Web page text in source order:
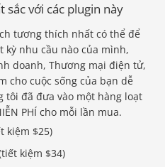
sắc với các plugin này
tương thích nhất có thể để
kỳ nhu cầu nào của mình,
doanh, Thương mại điện tử,
cho cuộc sống của bạn dễ
tôi đã đưa vào một hàng loạt
PHÍ cho mỗi lần mua.
kiệm $25)
kiệm $34)